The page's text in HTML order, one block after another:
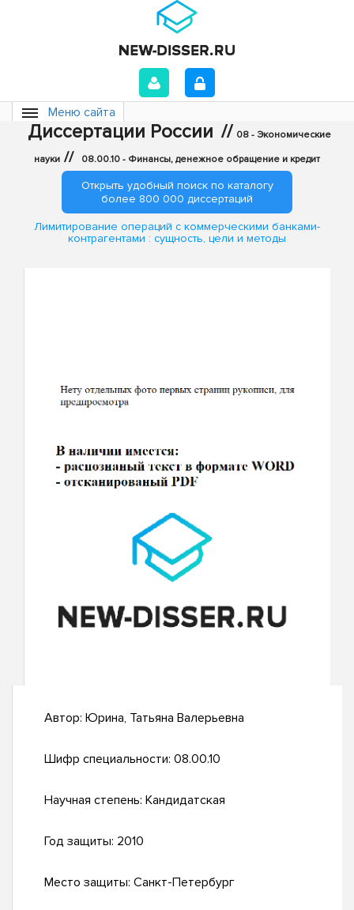
Меню сайта
Диссертации России // 08 - Экономические
науки // 08.00.10 - Финансы, денежное обращение и кредит
Открыть удобный поиск по каталогу
более 800 000 диссертаций
Лимитирование операций с коммерческими банками-
контрагентами : сущность, цели и методы
Автор: Юрина, Татьяна Валерьевна
Шифр специальности: 08.00.10
Научная степень: Кандидатская
Год защиты: 2010
Место защиты: Санкт-Петербург